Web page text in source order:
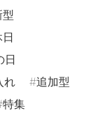
型
日
れ
追加型
特集